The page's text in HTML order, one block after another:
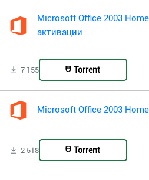
Microsoft Office 2003
активации
7 155 Torrent
Microsoft Office 2003
2 518 Torrent